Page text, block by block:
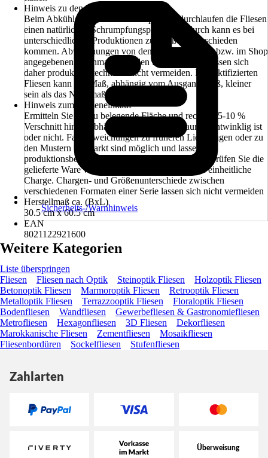
Hinweis zu den Maßangaben
Beim Abkühlen nach dem Brennprozess durchlaufen die Fliesen
einen natürlichen Schrumpfungsprozess, dadurch kann es bei
unterschiedlichen Produktionen zu Größenunterschieden
kommen. Abweichungen von den auf dem Karton bzw. im Shop
angegebenen Nennmaßen zu den Herstellmaßen lassen sich
daher produktionstechnisch nicht vermeiden. Bei rektifizierten
Fliesen kann das Maß, abhängig vom Ausgangsmaß, kleiner
sein als das Nennmaß.
Hinweis zum Flieseneinkauf
Ermitteln Sie die zu belegende Fläche und rechnen 5-10 %
Verschnitt hinzu, abhängig davon ob der Raum rechtwinklig ist
oder nicht. Farbabweichungen zu früheren Lieferungen oder zu
den Mustern im Markt sind möglich und lassen sich
produktionsbedingt nicht immer vermeiden. Bitte prüfen Sie die
gelieferte Ware vor der Verlegung unbedingt auf einheitliche
Charge. Chargen- und Größenunterschiede zwischen
verschiedenen Formaten einer Serie lassen sich nicht vermeiden
Herstellmaß ca. (BxL)
30.5 cm x 60.5 cm
EAN
8021122921600
Sicherheits-/Warnhinweis
Weitere Kategorien
Liste überspringen
Fliesen
Fliesen nach Optik Steinoptik Fliesen
Holzoptik Fliesen
Betonoptik Fliesen
Marmoroptik Fliesen
Retrooptik Fliesen
Metalloptik Fliesen
Terrazzooptik Fliesen
Floraloptik Fliesen
Bodenfliesen
Wandfliesen
Gewerbefliesen & Gastronomiefliesen
Metrofliesen
Hexagonfliesen 3D Fliesen
Dekorfliesen
Marokkanische Fliesen
Zementfliesen
Mosaikfliesen
Fliesenbordüren
Sockelfliesen Stufenfliesen
Zahlarten